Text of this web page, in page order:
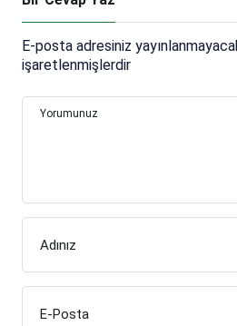
E-posta adresiniz
işaretlenmişlerdir
Yorumunuz
Adınız
E-Posta